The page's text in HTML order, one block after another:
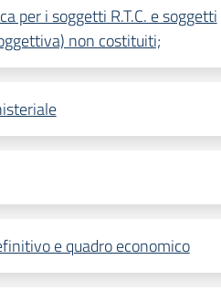
per i soggetti R.T.C. e soggetti
non costituiti;
e quadro economico